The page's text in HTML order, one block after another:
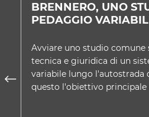
BRENNERO, UNO
PEDAGGIO
Avviare uno studio
tecnica e giuridica di un
variabile lungo l'autostrada
questo l'obiettivo